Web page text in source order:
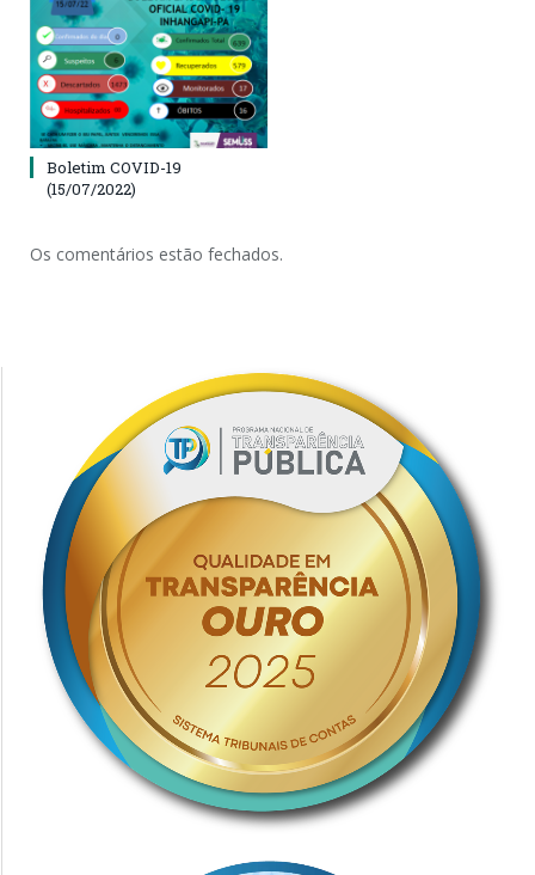
Boletim COVID-19
(15/07/2022)
Os comentários estão fechados.